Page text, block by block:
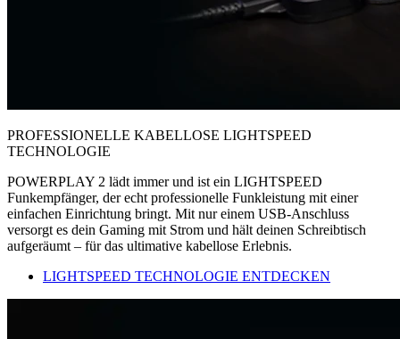
PROFESSIONELLE KABELLOSE LIGHTSPEED
TECHNOLOGIE
POWERPLAY 2 lädt immer und ist ein LIGHTSPEED
Funkempfänger, der echt professionelle Funkleistung mit einer
einfachen Einrichtung bringt. Mit nur einem USB-Anschluss
versorgt es dein Gaming mit Strom und hält deinen Schreibtisch
aufgeräumt – für das ultimative kabellose Erlebnis.
LIGHTSPEED TECHNOLOGIE ENTDECKEN